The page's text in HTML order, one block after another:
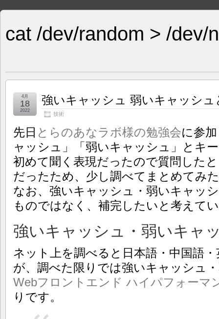
cat /dev/random > /dev/
強いキャッシュ 弱いキャッシ
技術
4月
18
2022
先日 とらのあなラボ様の勉強会に参
ャッシュ」「弱いキャッシュ」とキ
初めて聞く表現だったので質問した
だったため、少し調べてまとめてみ
なお、強いキャッシュ・弱いキャッ
ものではなく、補完したいと考えて
強いキャッシュ・弱いキャ
ネット上を調べると日本語・中国語
が、調べた限りでは強いキャッシュ
Webフロントエンド ハイパフォーマ
りです。